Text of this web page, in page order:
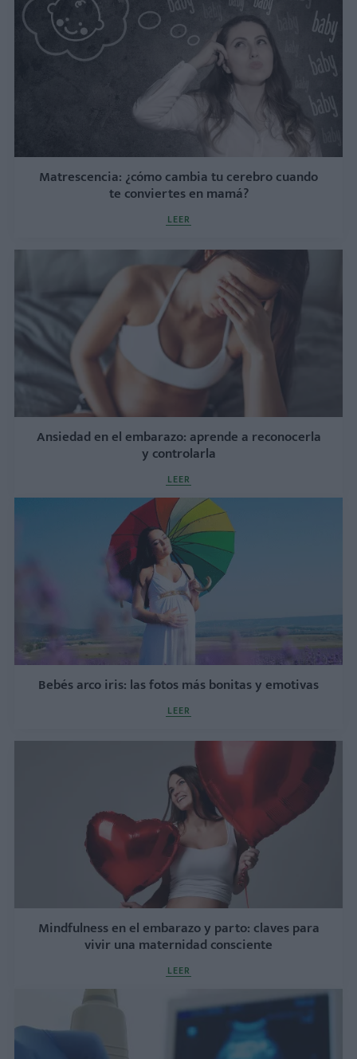
Matrescencia: ¿cómo cambia tu cerebro cuando
te conviertes en mamá?
LEER
Ansiedad en el embarazo: aprende a reconocerla
y controlarla
LEER
Bebés arco iris: las fotos más bonitas y emotivas
LEER
Mindfulness en el embarazo y parto: claves para
vivir una maternidad consciente
LEER